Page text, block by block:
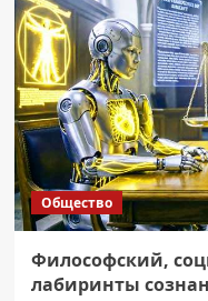
Общество
Философский,
лабиринты